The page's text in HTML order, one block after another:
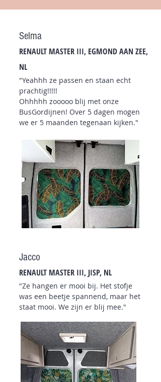
Selma
RENAULT MASTER III, EGMOND AAN ZEE,
NL
"Yeahhh ze passen en staan echt
prachtig!!!!!
Ohhhhh zooooo blij met onze
BusGordijnen! Over 5 dagen mogen
we er 5 maanden tegenaan kijken."
Jacco
RENAULT MASTER III, JISP, NL
"Ze hangen er mooi bij. Het stofje
was een beetje spannend, maar het
staat mooi. We zijn er blij mee."